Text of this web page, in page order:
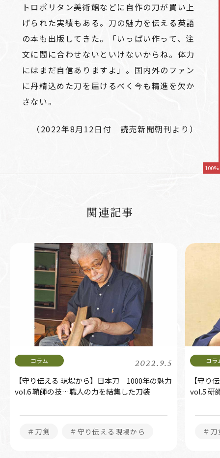
トロポリタン美術館などに自作の刀が買い上
げられた実績もある。刀の魅力を伝える英語
の本も出版してきた。「いっぱい作って、注
文に間に合わせないといけないからね。体力
にはまだ自信ありますよ」。国内外のファン
に丹精込めた刀を届けるべく今も精進を欠か
さない。
（2022年8月12日付 読売新聞朝刊より）
100%
関連記事
2022.9.5
【守り伝える 現場から】日本刀 1000年の魅力
vol.6 鞘師の技…職人の力を結集した刀装
＃刀剣 ＃守り伝える現場から
【守り
vol.5 研
＃刀